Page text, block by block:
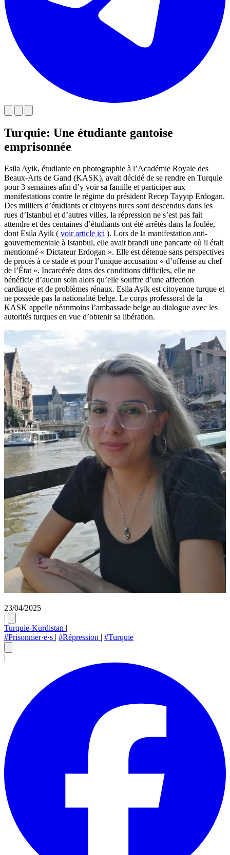
Turquie: Une étudiante gantoise
emprisonnée
Esila Ayik, étudiante en photographie à l’Académie Royale des
Beaux-Arts de Gand (KASK), avait décidé de se rendre en Turquie
pour 3 semaines afin d’y voir sa famille et participer aux
manifestations contre le régime du président Recep Tayyip Erdogan.
Des milliers d’étudiants et citoyens turcs sont descendus dans les
rues d’Istanbul et d’autres villes, la répression ne s’est pas fait
attendre et des centaines d’étudiants ont été arrêtés dans la foulée,
dont Esila Ayik ( voir article ici ). Lors de la manifestation anti-
gouvernementale à Istanbul, elle avait brandi une pancarte où il était
mentionné « Dictateur Erdogan ». Elle est détenue sans perspectives
de procès à ce stade et pour l’unique accusation « d’offense au chef
de l’État ». Incarcérée dans des conditions difficiles, elle ne
bénéficie d’aucun soin alors qu’elle souffre d’une affection
cardiaque et de problèmes rénaux. Esila Ayik est citoyenne turque et
ne possède pas la nationalité belge. Le corps professoral de la
KASK appelle néanmoins l’ambassade belge au dialogue avec les
autorités turques en vue d’obtenir sa libération.
23/04/2025
|
Turquie-Kurdistan |
#Prisonnier·e·s | #Répression | #Turquie
|